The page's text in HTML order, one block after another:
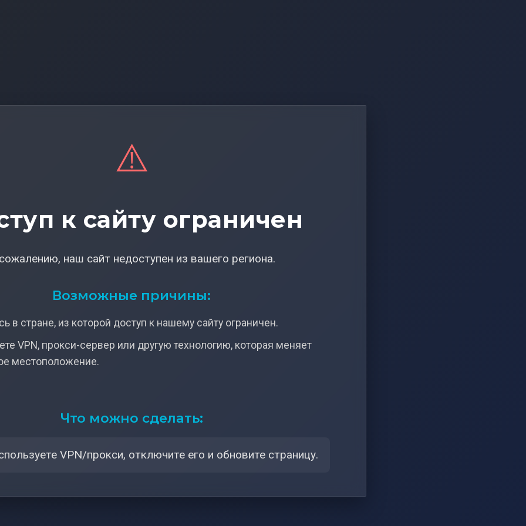
⚠️
к сайту ограничен
наш сайт недоступен из вашего региона.
Возможные причины:
в стране, из которой доступ к нашему сайту ограничен.
VPN, прокси-сервер или другую технологию, которая меняет
местоположение.
Что можно сделать:
VPN/прокси, отключите его и обновите страницу.